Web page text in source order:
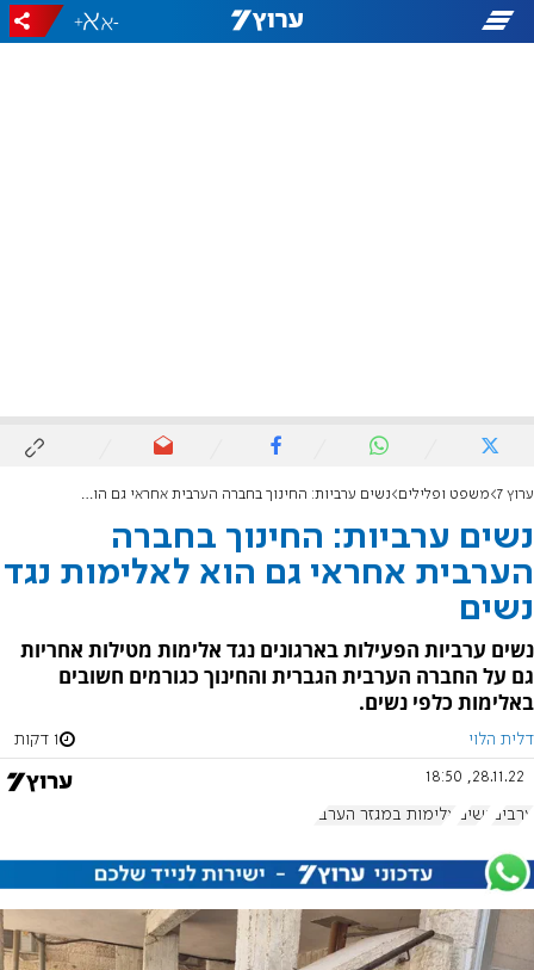
-
+
ערוץ 7 משפט ופלילים נשים ערביות: החינוך בחברה הערבית אחראי גם הוא לאלימות נגד נשים
נשים ערביות: החינוך בחברה
הערבית אחראי גם הוא לאלימות נגד
נשים
נשים ערביות הפעילות בארגונים נגד אלימות מטילות אחריות
גם על החברה הערבית הגברית והחינוך כגורמים חשובים
באלימות כלפי נשים.
דלית הלוי 1 דקות
28.11.22, 18:50
ערבים נשים אלימות במגזר הערבי